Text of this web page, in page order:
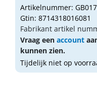
Artikelnummer:
Gtin: 8714318016081
Fabrikant artikel
Vraag een account
kunnen zien.
Tijdelijk niet op